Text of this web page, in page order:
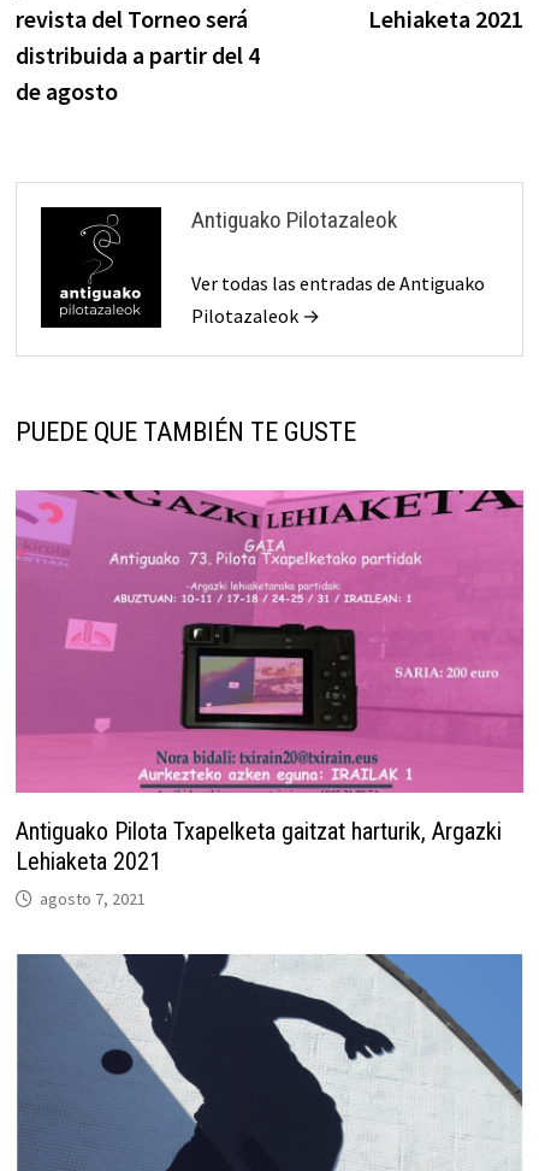
revista del Torneo será
distribuida a partir del 4
de agosto
Lehiaketa 2021
Antiguako Pilotazaleok
Ver todas las entradas de Antiguako
Pilotazaleok →
PUEDE QUE TAMBIÉN TE GUSTE
Antiguako Pilota Txapelketa gaitzat harturik, Argazki
Lehiaketa 2021
agosto 7, 2021